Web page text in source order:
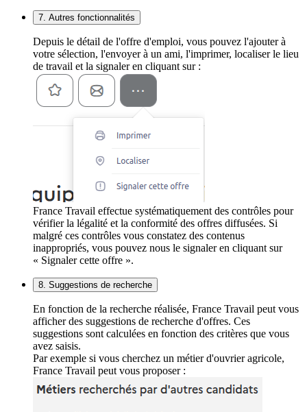
7. Autres fonctionnalités
Depuis le détail de l'offre d'emploi, vous pouvez l'ajouter à
votre sélection, l'envoyer à un ami, l'imprimer, localiser le lieu
de travail et la signaler en cliquant sur :
France Travail effectue systématiquement des contrôles pour
vérifier la légalité et la conformité des offres diffusées. Si
malgré ces contrôles vous constatez des contenus
inappropriés, vous pouvez nous le signaler en cliquant sur
« Signaler cette offre ».
8. Suggestions de recherche
En fonction de la recherche réalisée, France Travail peut vous
afficher des suggestions de recherche d'offres. Ces
suggestions sont calculées en fonction des critères que vous
avez saisis.
Par exemple si vous cherchez un métier d'ouvrier agricole,
France Travail peut vous proposer :